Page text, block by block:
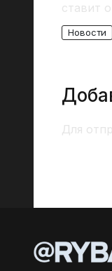
ставит
Новости
Для